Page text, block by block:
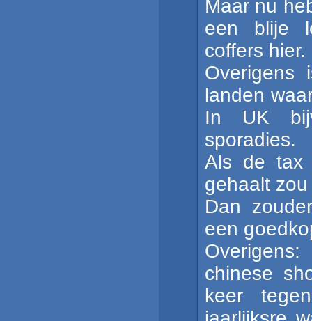
Maar nu
een blije
coffers hier.
Overigens
landen
In UK
sporadies.
Als de tax
gehaalt
Dan
een
chinese
keer